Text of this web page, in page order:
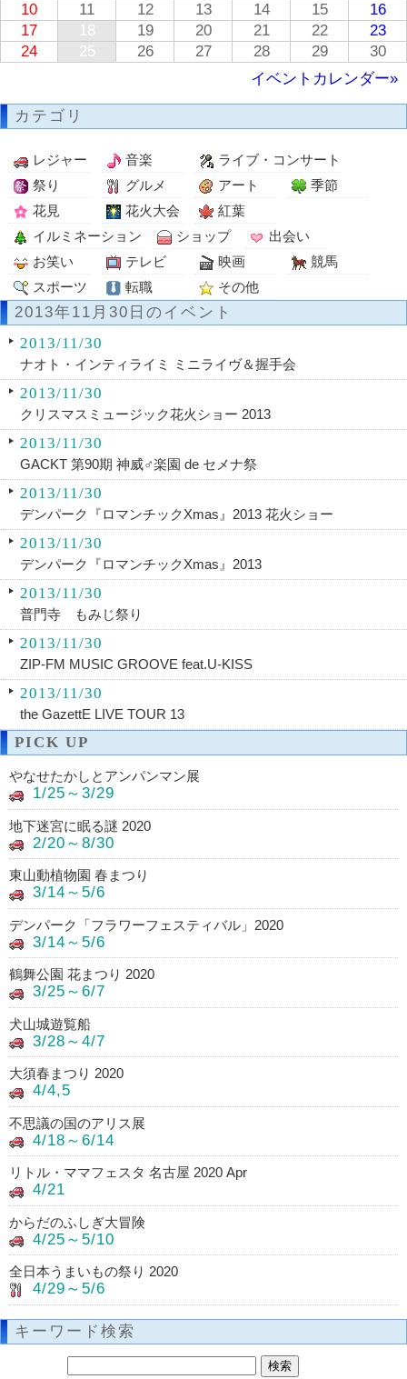
10
11 12 13 14 15
16
17
18 19 20 21 22
23
24
25 26 27 28 29
30
イベントカレンダー»
カテゴリ
レジャー 音楽
ライブ・コンサート
祭り
グルメ アート
季節
花見
花火大会
紅葉
イルミネーション
ショップ
出会い
お笑い
テレビ 映画
競馬
スポーツ
転職 その他
2013年11月30日のイベント
2013/11/30
ナオト・インティライミ ミニライヴ＆握手会
2013/11/30
クリスマスミュージック花火ショー 2013
2013/11/30
GACKT 第90期 神威♂楽園 de セメナ祭
2013/11/30
デンパーク『ロマンチックXmas』2013 花火ショー
2013/11/30
デンパーク『ロマンチックXmas』2013
2013/11/30
普門寺 もみじ祭り
2013/11/30
ZIP-FM MUSIC GROOVE feat.U-KISS
2013/11/30
the GazettE LIVE TOUR 13
PICK UP
やなせたかしとアンパンマン展
1/25～3/29
地下迷宮に眠る謎 2020
2/20～8/30
東山動植物園 春まつり
3/14～5/6
デンパーク「フラワーフェスティバル」2020
3/14～5/6
鶴舞公園 花まつり 2020
3/25～6/7
犬山城遊覧船
3/28～4/7
大須春まつり 2020
4/4,5
不思議の国のアリス展
4/18～6/14
リトル・ママフェスタ 名古屋 2020 Apr
4/21
からだのふしぎ大冒険
4/25～5/10
全日本うまいもの祭り 2020
4/29～5/6
キーワード検索